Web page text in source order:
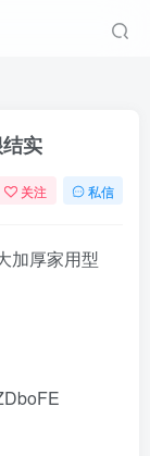
实
关注 私信
加厚家用型